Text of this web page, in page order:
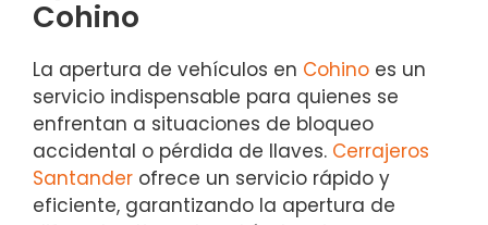
Cohino
La apertura de vehículos en Cohino es un
servicio indispensable para quienes se
enfrentan a situaciones de bloqueo
accidental o pérdida de llaves. Cerrajeros
Santander ofrece un servicio rápido y
eficiente, garantizando la apertura de